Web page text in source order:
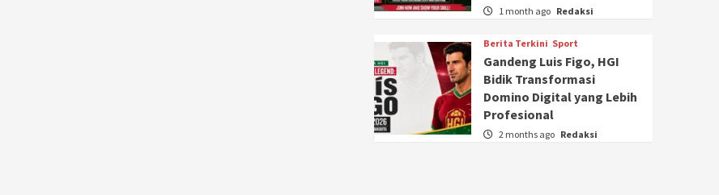
1 month ago Redaksi
Berita Terkini Sport
Gandeng Luis Figo, HGI
Bidik Transformasi
Domino Digital yang Lebih
Profesional
2 months ago Redaksi